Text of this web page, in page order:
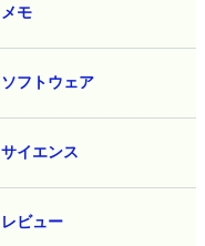
メモ
ソフトウェア
サイエンス
レビュー